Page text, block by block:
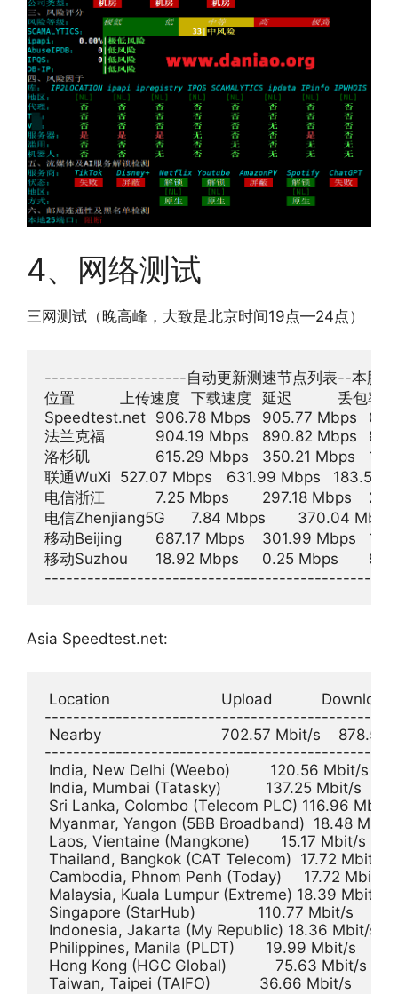
4、网络测试
三网测试（晚高峰，大致是北京时间19点—24点）
--------------------自动更新测速节点列表--本
位置		 上传速度	 下载速度	 延迟	  丢包率
Speedtest.net	 906.78 Mbps	 905.77 Mbps	 0.31	  0.0%
法兰克福	         904.19 Mbps	 890.82 Mbps	 8.37	  0.0%
洛杉矶		 615.29 Mbps	 350.21 Mbps	 150.80	  0.0%
联通WuXi	 527.07 Mbps	 631.99 Mbps	 183.50	  2.9%
电信浙江	         7.25 Mbps	 297.18 Mbps	 227.71	  NULL
电信Zhenjiang5G	 7.84 Mbps	 370.04 Mbps	 259.44	  NULL
移动Beijing	 687.17 Mbps	 301.99 Mbps	 145.28	  0.0%
移动Suzhou	 18.92 Mbps	 0.25 Mbps	 983.06	  23.1%
Asia Speedtest.net:
Location                         Upload
Nearby                           702.57 Mbit/s    878.50
India, New Delhi (Weebo)         120.56 Mbit/s
India, Mumbai (Tatasky)          137.25 Mbit/s
Sri Lanka, Colombo (Telecom PLC) 116.96
Myanmar, Yangon (5BB Broadband)  18.48
Laos, Vientaine (Mangkone)       15.17 Mbit/s
Thailand, Bangkok (CAT Telecom)  17.72 Mbit/s
Cambodia, Phnom Penh (Today)     17.72 Mbit/
Malaysia, Kuala Lumpur (Extreme) 18.39 Mbit/s
Singapore (StarHub)              110.77 Mbit/s
Indonesia, Jakarta (My Republic) 18.36 Mbit/s
Philippines, Manila (PLDT)       19.99 Mbit/s
Hong Kong (HGC Global)           75.63 Mbit/s
Taiwan, Taipei (TAIFO)           36.66 Mbit/s